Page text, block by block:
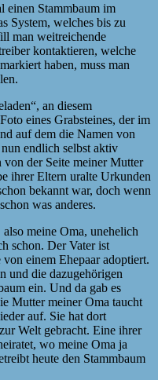
einen Stammbaum im
System, welches bis zu
man weitreichende
kontaktieren, welche
haben, muss man
an diesem
eines Grabsteines, der im
auf dem die Namen von
endlich selbst aktiv
von der Seite meiner Mutter
ihrer Eltern uralte Urkunden
bekannt war, doch wenn
was anderes.
meine Oma, unehelich
schon. Der Vater ist
einem Ehepaar adoptiert.
und die dazugehörigen
ein. Und da gab es
Mutter meiner Oma taucht
auf. Sie hat dort
Welt gebracht. Eine ihrer
wo meine Oma ja
heute den Stammbaum